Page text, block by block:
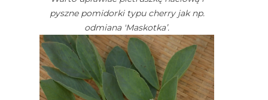
pyszne pomidorki typu cherry jak np.
odmiana 'Maskotka’.